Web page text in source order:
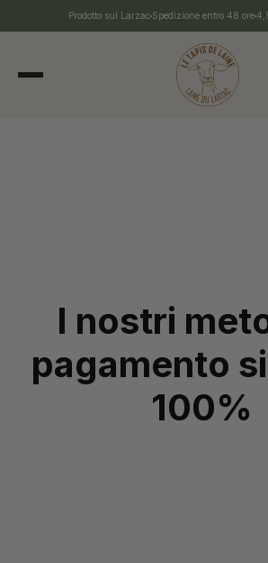
Prodotto sul Larzac Spedizione entro 48 ore
I nostri
pagamento
100%